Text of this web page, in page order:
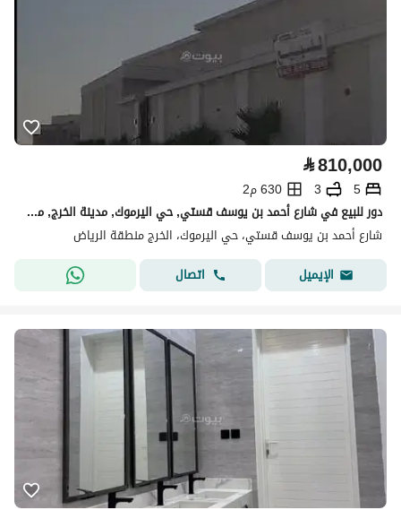
⃁810,000
5
3
630 م2
دور للبيع في شارع أحمد بن يوسف قستي, حي اليرموك, مدينة الخرج, منطقة الرياض
شارع أحمد بن يوسف قستي، حي اليرموك، الخرج منطقة الرياض
الإيميل
اتصال